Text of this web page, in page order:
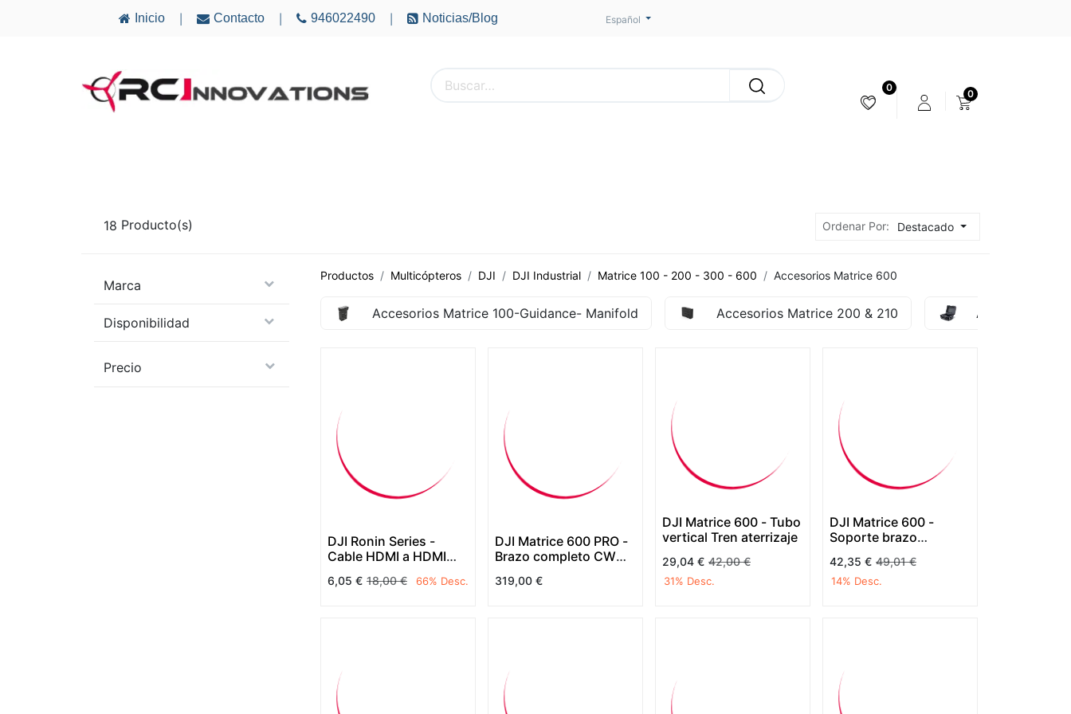
Inicio Contacto 946022490 Noticias/Blog Español
0
0
18 Producto(s) Ordenar Por: Destacado
Marca
Disponibilidad
Precio
Productos Multicópteros DJI DJI Industrial Matrice 100 - 200 - 300 - 600 Accesorios Matrice 600
Accesorios Matrice 100-Guidance- Manifold Accesorios Matrice 200 & 210 Accesorios
DJI Ronin Series -
Cable HDMI a HDMI
6,05 € 18,00€ 66% Desc.
DJI Matrice 600 PRO -
Brazo completo CW
319,00 €
DJI Matrice 600 - Tubo
vertical Tren aterrizaje
29,04 € 42,00€
31% Desc.
DJI Matrice 600 -
Soporte brazo
42,35 € 49,01€
14% Desc.